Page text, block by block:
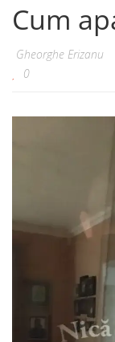
Cum
Gheorghe Erizanu
0